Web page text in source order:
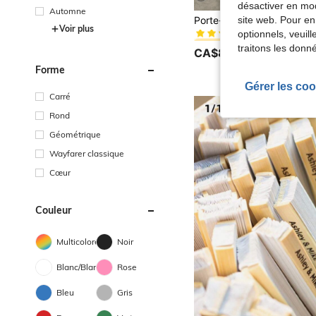
Automne
Voir plus
Forme
Carré
Rond
Géométrique
Wayfarer classique
Cœur
Couleur
Multicolore Noir
Blanc/Blanche Rose
Bleu Gris
#2 BEST-SELLERS
(1000+)
#2 BEST-SELLERS
(1000+)
#2 BEST-SELLERS
(1000+)
#2 BEST-SELLERS
CA$8.40 1.3k+ vendus
désactiver en
site web. Pour
optionnels,
traitons les
Gérer les